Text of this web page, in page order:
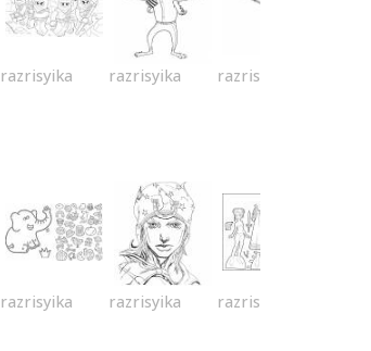
razrisyika razrisyika razrisyika
razrisyika razrisyika razrisyika